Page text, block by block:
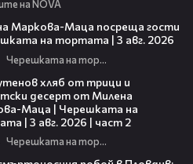
на NOVA
Маркова-Маца посреща гости
на тортата | 3 авг. 2026
Черешката на тортата
хляб от трици и
десерт от Милена
Маца | Черешката на
| 3 авг. 2026 | част 2
Черешката на тортата